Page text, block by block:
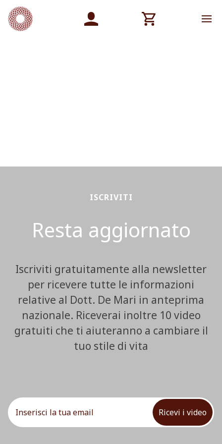
ISCRIVITI
Resta aggiornato
Iscriviti gratuitamente alla newsletter
per ricevere tutte le informazioni
relative al Dott. De Mari in anteprima
nazionale. Riceverai inoltre 10 video
gratuiti che ti aiuteranno a cambiare il
tuo stile di vita
Ricevi i video